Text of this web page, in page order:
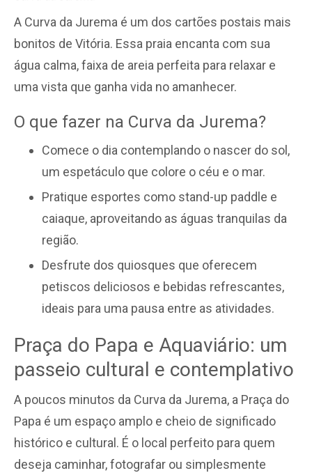
A Curva da Jurema é um dos cartões postais mais
bonitos de Vitória. Essa praia encanta com sua
água calma, faixa de areia perfeita para relaxar e
uma vista que ganha vida no amanhecer.
O que fazer na Curva da Jurema?
Comece o dia contemplando o nascer do sol,
um espetáculo que colore o céu e o mar.
Pratique esportes como stand-up paddle e
caiaque, aproveitando as águas tranquilas da
região.
Desfrute dos quiosques que oferecem
petiscos deliciosos e bebidas refrescantes,
ideais para uma pausa entre as atividades.
Praça do Papa e Aquaviário: um
passeio cultural e contemplativo
A poucos minutos da Curva da Jurema, a Praça do
Papa é um espaço amplo e cheio de significado
histórico e cultural. É o local perfeito para quem
deseja caminhar, fotografar ou simplesmente